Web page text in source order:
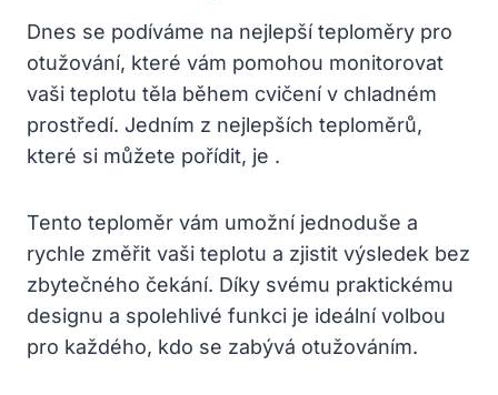
Dnes se podíváme na nejlepší teploměry pro
otužování, které vám pomohou monitorovat
vaši teplotu těla během cvičení v chladném
prostředí. Jedním z nejlepších teploměrů,
které si můžete pořídit, je .
Tento teploměr vám umožní jednoduše a
rychle změřit vaši teplotu a zjistit výsledek bez
zbytečného čekání. Díky svému praktickému
designu a spolehlivé funkci je ideální volbou
pro každého, kdo se zabývá otužováním.